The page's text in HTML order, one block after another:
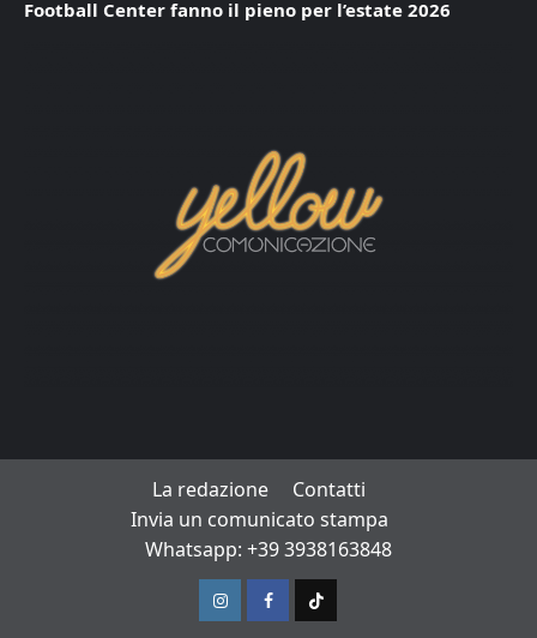
Football Center fanno il pieno per l’estate 2026
La redazione
Contatti
Invia un comunicato stampa
Whatsapp: +39 3938163848
InstagramFacebook
TikTok